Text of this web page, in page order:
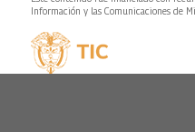
Información y las Comunicaciones de